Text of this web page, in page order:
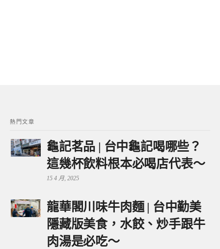
熱門文章
龜記茗品 | 台中龜記喝哪些？
這幾杯飲料根本必喝店代表～
15 4 月, 2025
龍華閣川味牛肉麵 | 台中勤美
隱藏版美食，水餃、炒手跟牛
肉湯是必吃～